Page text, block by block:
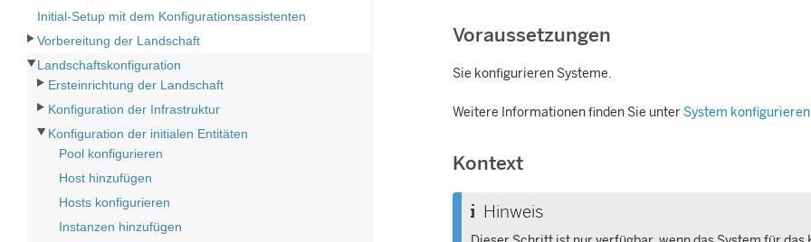
Initial-Setup mit dem Konfigurationsassistenten
Vorbereitung der Landschaft
Landschaftskonfiguration
Ersteinrichtung der Landschaft
Konfiguration der Infrastruktur
Konfiguration der initialen Entitäten
Pool konfigurieren
Host hinzufügen
Hosts konfigurieren
Instanzen hinzufügen
Voraussetzungen
Sie konfigurieren Systeme.
Weitere Informationen finden Sie unter System konfigurieren
Kontext
Hinweis